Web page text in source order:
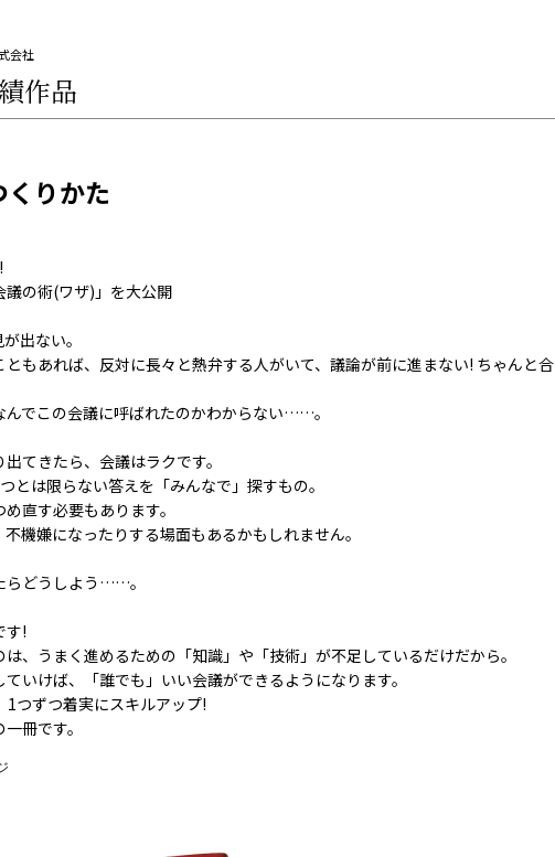
会社
作品
くりかた
の術(ワザ)」を大公開
出ない。
もあれば、反対に長々と熱弁する人がいて、議論が前に進まない! ちゃんと合
でこの会議に呼ばれたのかわからない……。
てきたら、会議はラクです。
とは限らない答えを「みんなで」探すもの。
直す必要もあります。
機嫌になったりする場面もあるかもしれません。
らどうしよう……。
す!
、うまく進めるための「知識」や「技術」が不足しているだけだから。
いけば、「誰でも」いい会議ができるようになります。
つずつ着実にスキルアップ!
冊です。